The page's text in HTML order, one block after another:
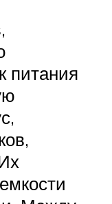
питания